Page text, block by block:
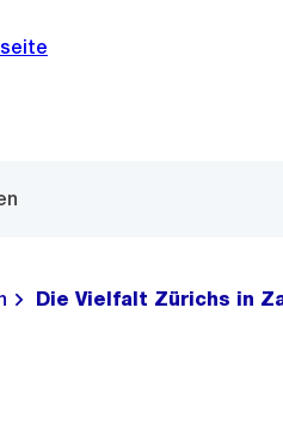
Die Vielfalt Zürichs in